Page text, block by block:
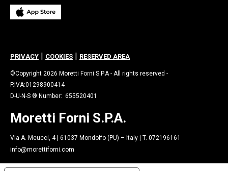
PRIVACY | COOKIES | RESERVED AREA
©Copyright 2026 Moretti Forni S.P.A - All rights reserved -
P.IVA:01298900414
D-U-N-S ® Number: 655520401
Moretti Forni S.P.A.
Via A. Meucci, 4 | 61037 Mondolfo (PU) – Italy | T. 072196161
info@morettiforni.com